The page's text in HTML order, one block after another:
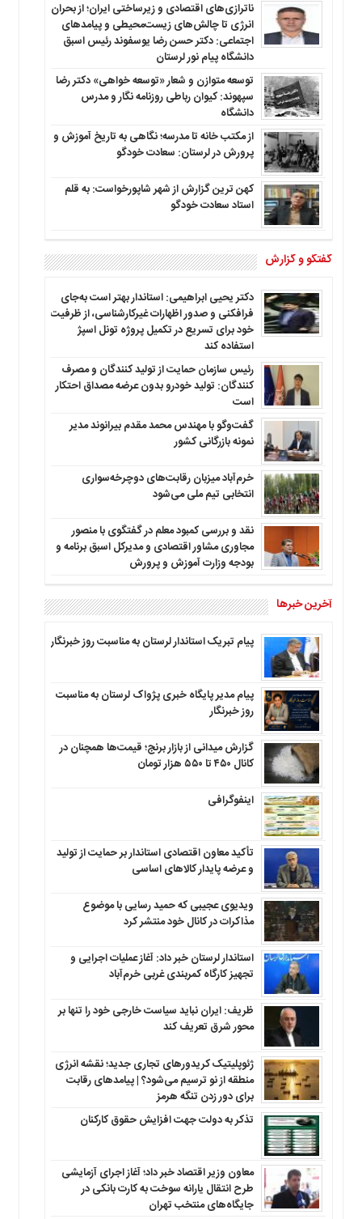
ناترازی‌های اقتصادی و زیرساختی ایران؛ از بحران
انرژی تا چالش‌های زیست‌محیطی و پیامدهای
اجتماعی: دکتر حسن رضا یوسفوند رئیس اسبق
دانشگاه پیام نور لرستان
توسعه متوازن و شعار «توسعه خواهی» دکتر رضا
سپهوند: کیوان رباطی روزنامه نگار و مدرس
دانشگاه
از مکتب خانه تا مدرسه؛ نگاهی به تاریخ آموزش و
پرورش در لرستان: سعادت خودگو
کهن ترین گزارش از شهر شاپورخواست: به قلم
استاد سعادت خودگو
گفتگو و گزارش
دکتر یحیی ابراهیمی: استاندار بهتر است به‌جای
فرافکنی و صدور اظهارات غیرکارشناسی، از ظرفیت
خود برای تسریع در تکمیل پروژه تونل اسپژ
استفاده کند
رئیس سازمان حمایت از تولید کنندگان و مصرف
کنندگان: تولید خودرو بدون عرضه مصداق احتکار
است
گفت‌وگو با مهندس محمد مقدم بیرانوند مدیر
نمونه بازرگانی کشور
خرم‌آباد میزبان رقابت‌های دوچرخه‌سواری
انتخابی تیم ملی می‌شود
نقد و بررسی کمبود معلم در گفتگوی با منصور
مجاوری مشاور اقتصادی و مدیرکل اسبق برنامه و
بودجه وزارت آموزش و پرورش
آخرین خبرها
پیام تبریک استاندار لرستان به‌ مناسبت روز خبرنگار
پیام مدیر پایگاه خبری پژواک لرستان به مناسبت
روز خبرنگار
گزارش میدانی از بازار برنج؛ قیمت‌ها همچنان در
کانال ۴۵۰ تا ۵۵۰ هزار تومان
اینفوگرافی
تأکید معاون اقتصادی استاندار بر حمایت از تولید
و عرضه پایدار کالاهای اساسی
ویدیوی عجیبی که حمید رسایی با موضوع
مذاکرات در کانال خود منتشر کرد
استاندار لرستان خبر داد: آغاز عملیات اجرایی و
تجهیز کارگاه کمربندی غربی خرم‌آباد
ظریف: ایران نباید سیاست خارجی خود را تنها بر
محور شرق تعریف کند
ژئوپلیتیک کریدورهای تجاری جدید؛ نقشه انرژی
منطقه‌ از نو ترسیم می‌شود؟ | پیامدهای رقابت
برای دور زدن تنگه هرمز
تذکر به دولت جهت افزایش حقوق کارکنان ‌
معاون وزیر اقتصاد خبر داد؛ آغاز اجرای آزمایشی
طرح انتقال یارانه سوخت به کارت بانکی در
جایگاه‌های منتخب تهران